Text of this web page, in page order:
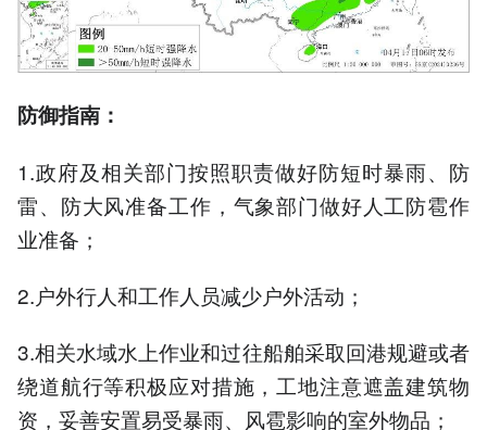
防御指南：
1.政府及相关部门按照职责做好防短时暴雨、防
雷、防大风准备工作，气象部门做好人工防雹作
业准备；
2.户外行人和工作人员减少户外活动；
3.相关水域水上作业和过往船舶采取回港规避或者
绕道航行等积极应对措施，工地注意遮盖建筑物
资，妥善安置易受暴雨、风雹影响的室外物品；